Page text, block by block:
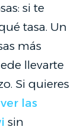
si te
tasa. Un
más
llevarte
Si quieres
ver las
sin